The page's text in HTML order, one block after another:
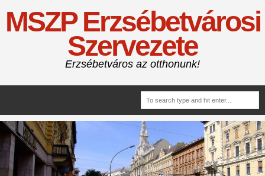
MSZP Erzsébetvárosi
Szervezete
Erzsébetváros az otthonunk!